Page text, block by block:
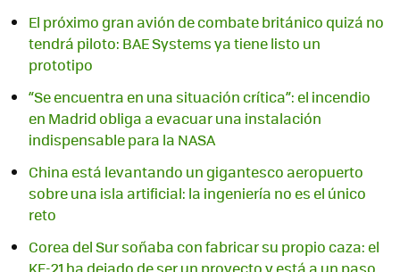
El próximo gran avión de combate británico quizá no
tendrá piloto: BAE Systems ya tiene listo un
prototipo
“Se encuentra en una situación crítica”: el incendio
en Madrid obliga a evacuar una instalación
indispensable para la NASA
China está levantando un gigantesco aeropuerto
sobre una isla artificial: la ingeniería no es el único
reto
Corea del Sur soñaba con fabricar su propio caza: el